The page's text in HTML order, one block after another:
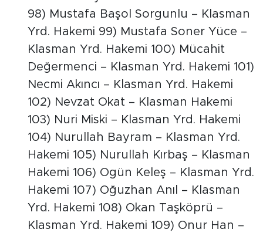
98) Mustafa Başol Sorgunlu – Klasman
Yrd. Hakemi 99) Mustafa Soner Yüce –
Klasman Yrd. Hakemi 100) Mücahit
Değermenci – Klasman Yrd. Hakemi 101)
Necmi Akıncı – Klasman Yrd. Hakemi
102) Nevzat Okat – Klasman Hakemi
103) Nuri Miski – Klasman Yrd. Hakemi
104) Nurullah Bayram – Klasman Yrd.
Hakemi 105) Nurullah Kırbaş – Klasman
Hakemi 106) Ogün Keleş – Klasman Yrd.
Hakemi 107) Oğuzhan Anıl – Klasman
Yrd. Hakemi 108) Okan Taşköprü –
Klasman Yrd. Hakemi 109) Onur Han –